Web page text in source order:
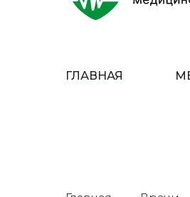
ГЛАВНАЯ